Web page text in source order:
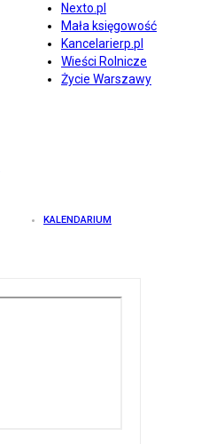
Nexto.pl
Mała księgowość
Kancelarierp.pl
Wieści Rolnicze
Życie Warszawy
KALENDARIUM